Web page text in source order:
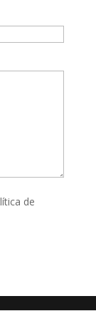
de